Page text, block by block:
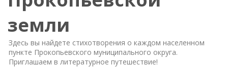
земли
Здесь вы найдете стихотворения о каждом населенном
пункте Прокопьевского муниципального округа.
Приглашаем в литературное путешествие!